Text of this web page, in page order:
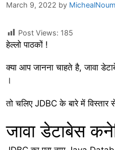
March 9, 2022 by
Post Views: 185
हेल्लो पाठकों !
क्या आप जानना चाहते है, जावा
।
तो चलिए JDBC के बारे में विस्तार
जावा डेटाबेस